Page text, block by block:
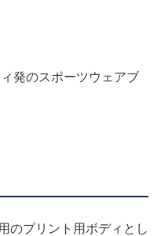
発のスポーツウェアブ
のプリント用ボディとし